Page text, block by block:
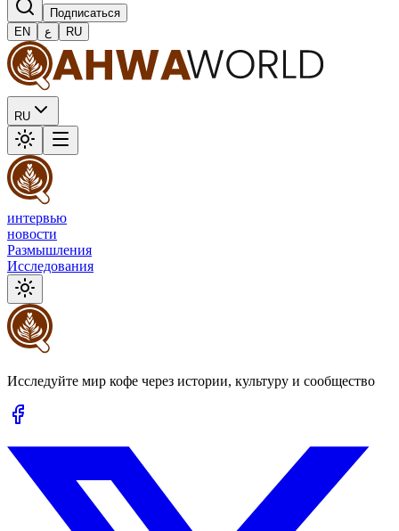
Подписаться
EN
ع RU
RU
интервью
новости
Размышления
Исследования
Исследуйте мир кофе через истории, культуру и сообщество